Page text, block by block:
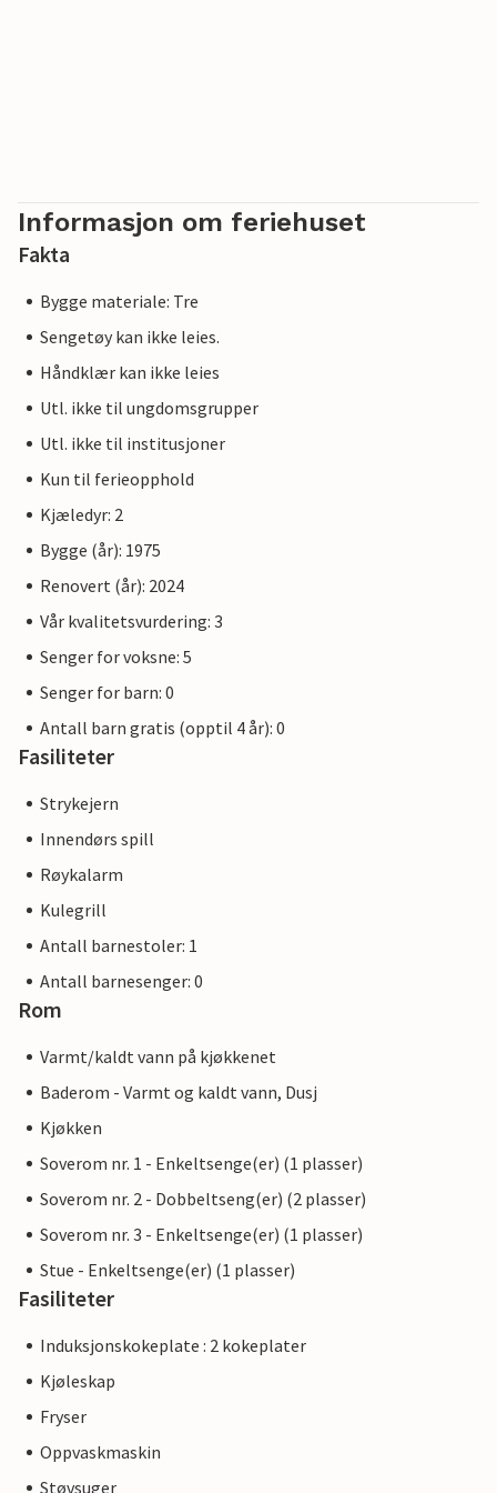
Informasjon om feriehuset
Fakta
Bygge materiale: Tre
Sengetøy kan ikke leies.
Håndklær kan ikke leies
Utl. ikke til ungdomsgrupper
Utl. ikke til institusjoner
Kun til ferieopphold
Kjæledyr: 2
Bygge (år): 1975
Renovert (år): 2024
Vår kvalitetsvurdering: 3
Senger for voksne: 5
Senger for barn: 0
Antall barn gratis (opptil 4 år): 0
Fasiliteter
Strykejern
Innendørs spill
Røykalarm
Kulegrill
Antall barnestoler: 1
Antall barnesenger: 0
Rom
Varmt/kaldt vann på kjøkkenet
Baderom - Varmt og kaldt vann, Dusj
Kjøkken
Soverom nr. 1 - Enkeltsenge(er) (1 plasser)
Soverom nr. 2 - Dobbeltseng(er) (2 plasser)
Soverom nr. 3 - Enkeltsenge(er) (1 plasser)
Stue - Enkeltsenge(er) (1 plasser)
Fasiliteter
Induksjonskokeplate : 2 kokeplater
Kjøleskap
Fryser
Oppvaskmaskin
Støvsuger